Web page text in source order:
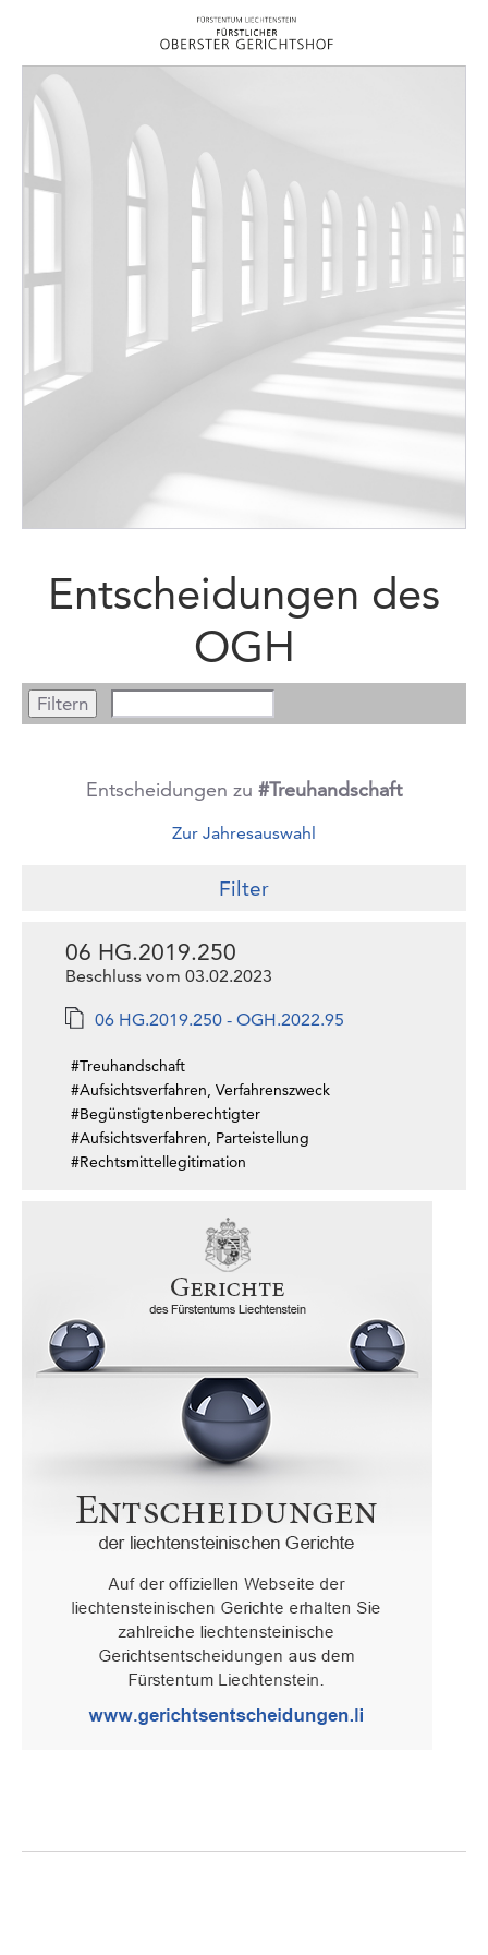
Entscheidungen des
OGH
Entscheidungen zu #Treuhandschaft
Zur Jahresauswahl
Filter
06 HG.2019.250
Beschluss vom 03.02.2023
06 HG.2019.250 - OGH.2022.95
#Treuhandschaft
#Aufsichtsverfahren, Verfahrenszweck
#Begünstigtenberechtigter
#Aufsichtsverfahren, Parteistellung
#Rechtsmittellegitimation